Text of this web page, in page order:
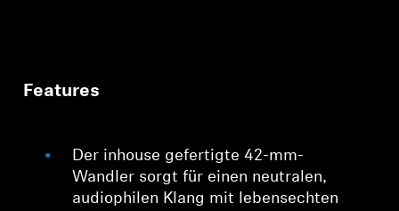
Features
Der inhouse gefertigte 42-mm-
Wandler sorgt für einen neutralen,
audiophilen Klang mit lebensechten